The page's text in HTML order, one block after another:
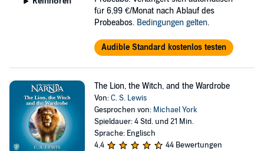
wrong way to go about it!
für 6,99 €/Monat nach Ablauf des
Probeabos. Bedingungen gelten.
Audible Standard kostenlos testen
The Lion, the Witch, and the Wardrobe
Von:C. S. Lewis
Gesprochen von: Michael York
Spieldauer: 4 Std. und 21 Min.
Sprache: Englisch
4,4
44 Bewertungen